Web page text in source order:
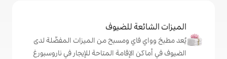
ومسبح من الميزات المفضّلة لدى
المتاحة للإيجار في ناروسبورغ